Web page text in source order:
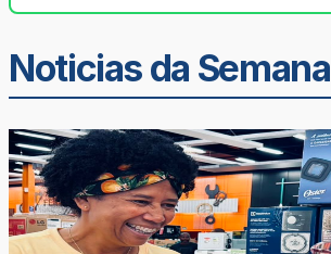
Noticias da Semana